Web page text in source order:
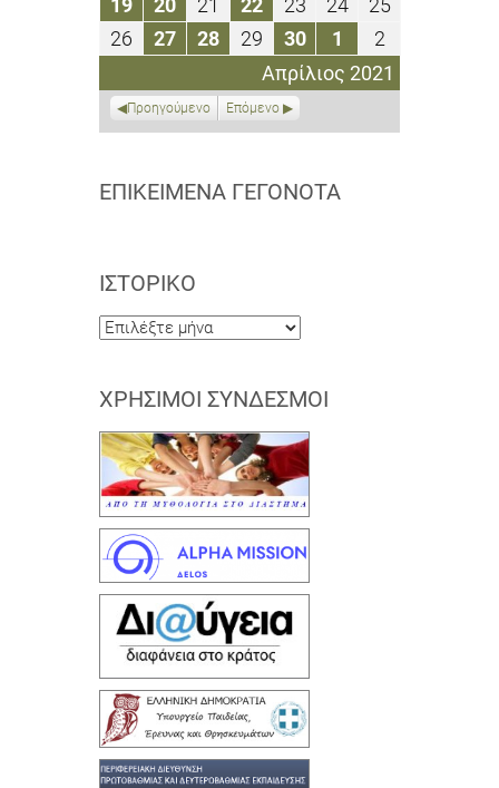
Απρίλιος 2021
2021202120212021202120212021
19
Απριλίου
2021
20
Απριλίου
2021
21
Απριλίου
2021
22
Απριλίου
2021
23
Απριλίου
2021
24
Απριλίου
2021
25
2021
26
Απριλίου
2727
Απριλίου
2828
Απριλίου
2021
29
Απριλίου
2021
3030
Απριλίου
2021
1
Μαΐου
2021
22
Μαΐου
2021
Προηγούμενο Επόμενο
ΕΠΙΚΕΊΜΕΝΑ ΓΕΓΟΝΌΤΑ
ΙΣΤΟΡΙΚΌ
Ιστορικό
ΧΡΉΣΙΜΟΙ ΣΎΝΔΕΣΜΟΙ